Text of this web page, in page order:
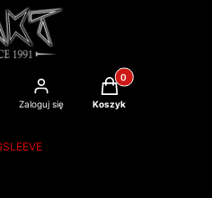
wyszukiwarkę
Zaloguj się
Produkty w
Koszyk